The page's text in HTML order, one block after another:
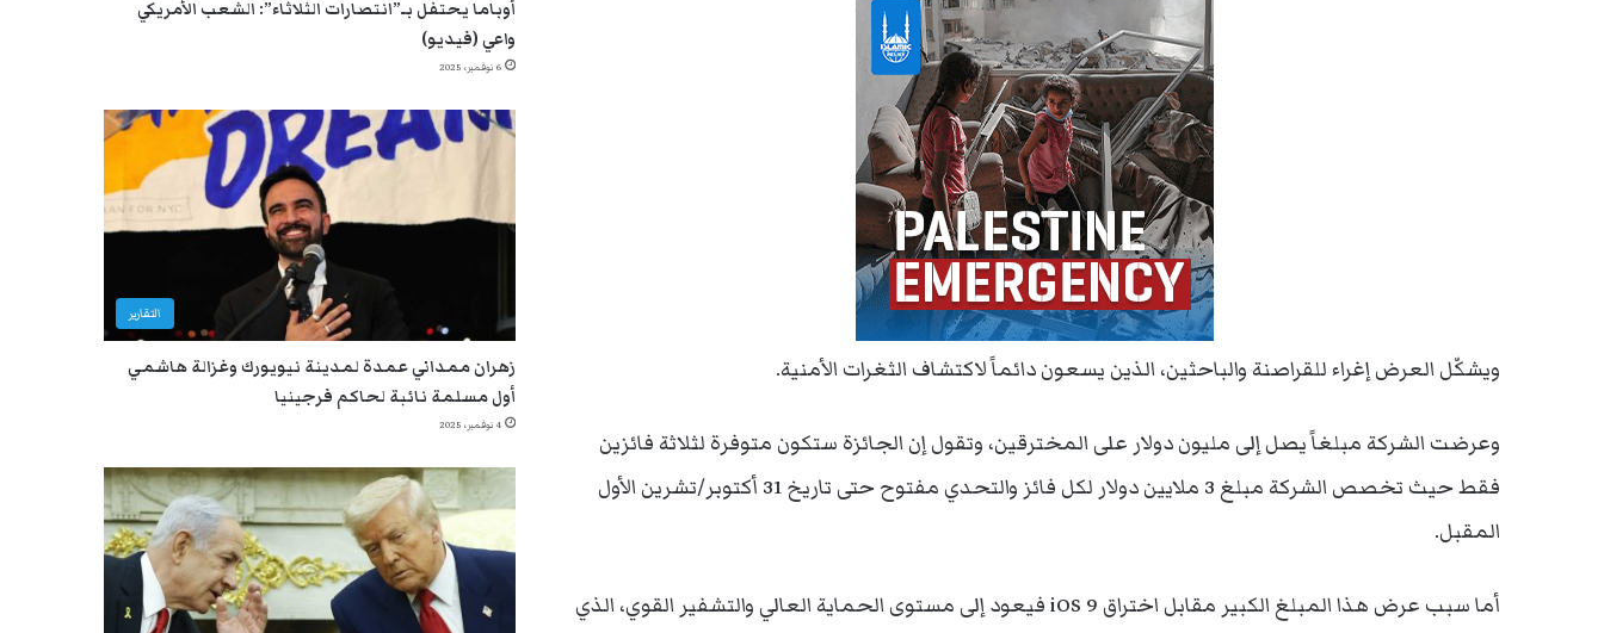
ويشكّل العرض إغراء للقراصنة والباحثين، الذين يسعون دائماً لاكتشاف الثغرات الأمنية.
وعرضت الشركة مبلغاً يصل إلى مليون دولار على المخترقين، وتقول إن الجائزة ستكون متوفرة لثلاثة فائزين
فقط حيث تخصص الشركة مبلغ 3 ملايين دولار لكل فائز والتحدي مفتوح حتى تاريخ 31 أكتوبر/تشرين الأول
المقبل.
أما سبب عرض هذا المبلغ الكبير مقابل اختراق iOS 9 فيعود إلى مستوى الحماية العالي والتشفير القوي، الذي
أوباما يحتفل بـ”انتصارات الثلاثاء”: الشعب الأمريكي
واعي (فيديو)
6 نوفمبر، 2025
التقارير
زهران ممداني عمدة لمدينة نيويورك وغزالة هاشمي
أول مسلمة نائبة لحاكم فرجينيا
4 نوفمبر، 2025